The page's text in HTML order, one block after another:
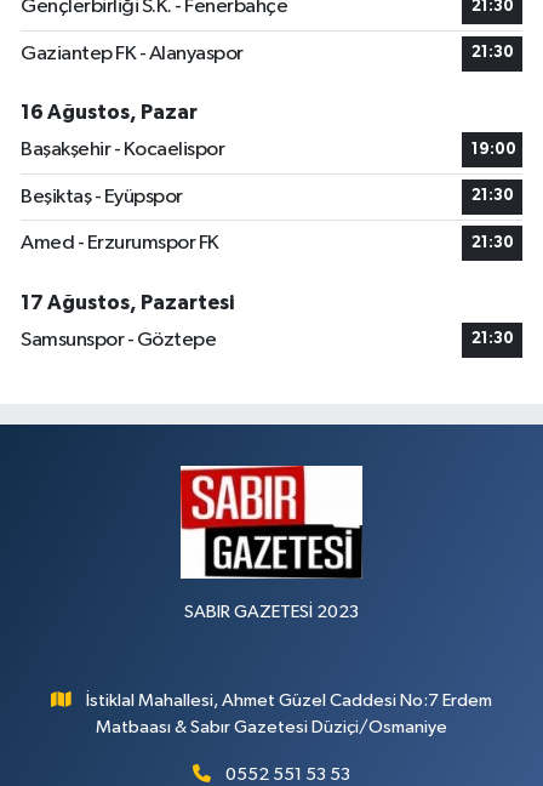
Gençlerbirliği S.K. - Fenerbahçe 21:30
Gaziantep FK - Alanyaspor 21:30
16 Ağustos, Pazar
Başakşehir - Kocaelispor
19:00
Beşiktaş - Eyüpspor 21:30
Amed - Erzurumspor FK 21:30
17 Ağustos, Pazartesi
Samsunspor - Göztepe
21:30
SABIR GAZETESİ 2023
İstiklal Mahallesi, Ahmet Güzel Caddesi No:7 Erdem
Matbaası & Sabır Gazetesi Düziçi/Osmaniye
0552 551 53 53